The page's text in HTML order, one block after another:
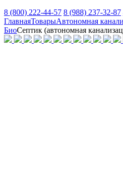
8 (800) 222-44-57 8 (988) 237-32-87
ГлавнаяТоварыАвтономная
БиоСептик (автономная